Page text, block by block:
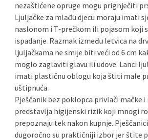
nezaštićene opruge mogu prignječiti
Ljuljačke za mlađu djecu moraju imati
naslonom i T-prečkom ili pojasom koji
ispadanje. Razmak između letvica na
ljuljačkama ne smije biti veći od 6 cm
moglo zaglaviti glavu ili udove. Lanci
imati plastičnu oblogu koja štiti male
uštipnuća.
Pješčanik bez poklopca privlači mačke
predstavlja higijenski rizik koji mnogi
prepoznaju tek nakon kupnje.
dugoročno su praktičniji izbor jer štite